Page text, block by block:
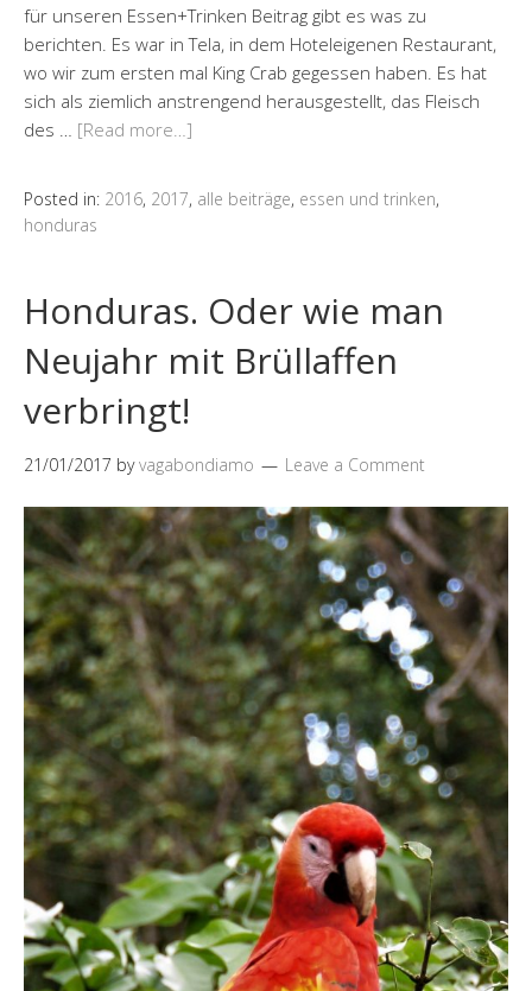
für unseren Essen+Trinken Beitrag gibt es was zu
berichten. Es war in Tela, in dem Hoteleigenen Restaurant,
wo wir zum ersten mal King Crab gegessen haben. Es hat
sich als ziemlich anstrengend herausgestellt, das Fleisch
des … [Read more…]
Posted in: 2016, 2017, alle beiträge, essen und trinken,
honduras
Honduras. Oder wie man
Neujahr mit Brüllaffen
verbringt!
21/01/2017 byvagabondiamo Leave a Comment